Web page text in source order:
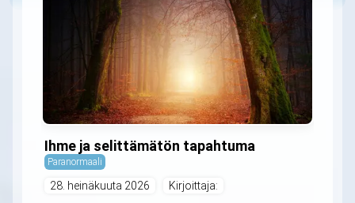
Ihme ja selittämätön tapahtuma
Paranormaali
28. heinäkuuta 2026 Kirjoittaja: